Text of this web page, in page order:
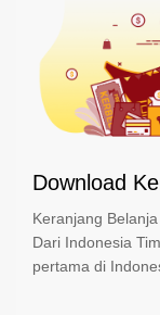
Download
Keranjang
Dari Indonesia
pertama di